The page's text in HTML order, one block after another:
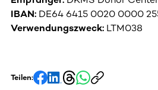
IBAN: DE64 6415 0020 0000
Verwendungszweck: LTM038
Teilen: